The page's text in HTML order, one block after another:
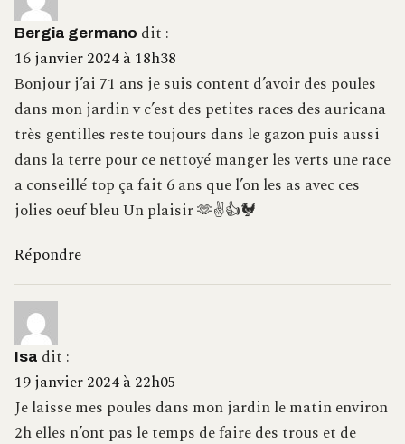
Bergia germano dit :
16 janvier 2024 à 18h38
Bonjour j’ai 71 ans je suis content d’avoir des poules
dans mon jardin v c’est des petites races des auricana
très gentilles reste toujours dans le gazon puis aussi
dans la terre pour ce nettoyé manger les verts une race
a conseillé top ça fait 6 ans que l’on les as avec ces
jolies oeuf bleu Un plaisir 🫶✌️👍🐓
Répondre
Isa dit :
19 janvier 2024 à 22h05
Je laisse mes poules dans mon jardin le matin environ
2h elles n’ont pas le temps de faire des trous et de